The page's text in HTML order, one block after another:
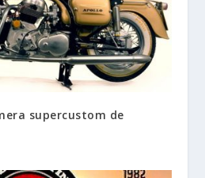
supercustom de